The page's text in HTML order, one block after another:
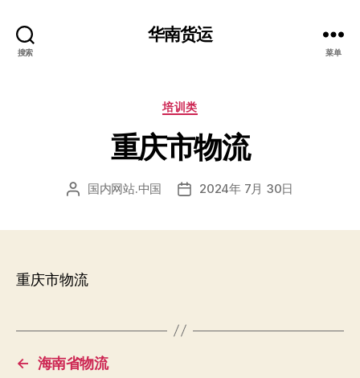
搜索
华南货运
菜单
分
培训类
重庆市物流
文 国内网站.中国
发 2024年 7月 30日
重庆市物流
← 海南省物流